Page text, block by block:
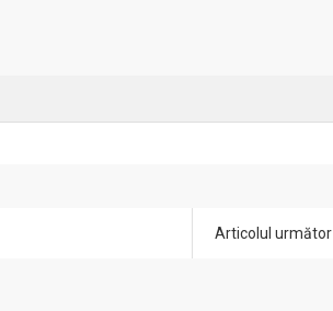
Articolul următor